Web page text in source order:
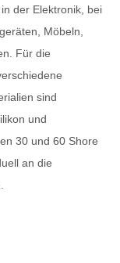
der Elektronik, bei
Möbeln,
Für die
sind
und
30 und 60 Shore
an die